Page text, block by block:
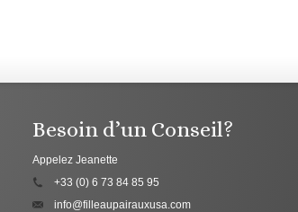
Besoin d’un Conseil?
Appelez Jeanette
+33 (0) 6 73 84 85 95
info@filleaupairauxusa.com